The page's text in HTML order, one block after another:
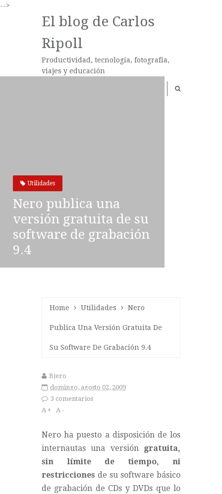
-->
El blog de Carlos
Ripoll
Productividad, tecnología, fotografía,
viajes y educación
Utilidades
Nero publica una
versión gratuita de su
software de grabación
9.4
Home Utilidades Nero
Publica Una Versión Gratuita De
Su Software De Grabación 9.4
Bjero
domingo, agosto 02, 2009
3 comentarios
A +
A -
Nero ha puesto a disposición de los
internautas una versión gratuita,
sin límite de tiempo,
ni
restricciones de su software básico
de grabación de CDs y DVDs que lo